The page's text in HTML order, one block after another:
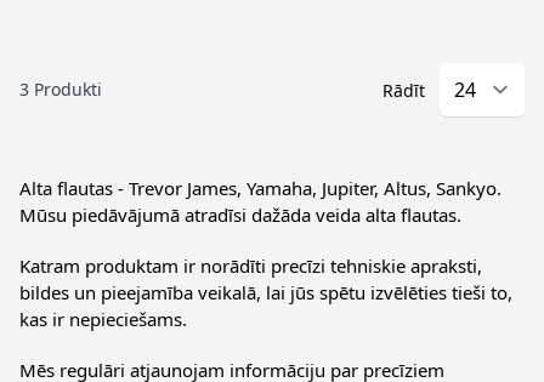
3 Produkti Rādīt
Alta flautas - Trevor James, Yamaha, Jupiter, Altus, Sankyo.
Mūsu piedāvājumā atradīsi dažāda veida alta flautas.
Katram produktam ir norādīti precīzi tehniskie apraksti,
bildes un pieejamība veikalā, lai jūs spētu izvēlēties tieši to,
kas ir nepieciešams.
Mēs regulāri atjaunojam informāciju par precīziem